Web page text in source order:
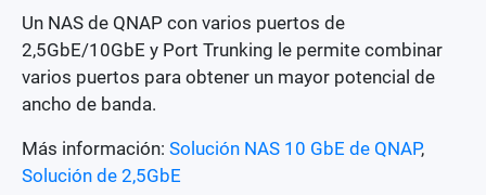
Un NAS de QNAP con varios puertos de
2,5GbE/10GbE y Port Trunking le permite combinar
varios puertos para obtener un mayor potencial de
ancho de banda.
Más información: Solución NAS 10 GbE de QNAP,
Solución de 2,5GbE